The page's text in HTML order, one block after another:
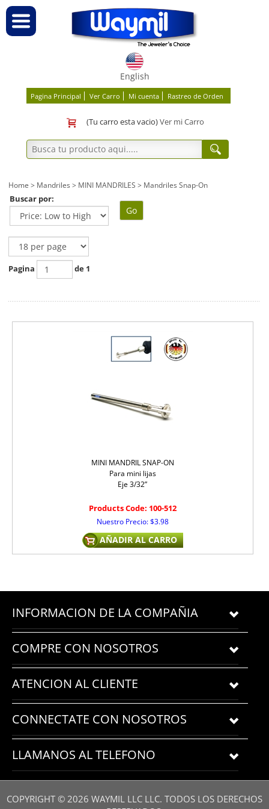
English
Pagina Principal Ver Carro Mi cuenta Rastreo de Orden
(Tu carro esta vacio)Ver mi Carro
Home > Mandriles > MINI MANDRILES > Mandriles Snap-On
Buscar por:
Go
Pagina de 1
MINI MANDRIL SNAP-ON
Para mini lijas
Eje 3/32”
Products Code: 100-512
Nuestro Precio:$3.98
AÑADIR AL CARRO
INFORMACION DE LA COMPAÑIA
COMPRE CON NOSOTROS
ATENCION AL CLIENTE
CONNECTATE CON NOSOTROS
LLAMANOS AL TELEFONO
COPYRIGHT © 2026 WAYMIL LLC LLC. TODOS LOS DERECHOS